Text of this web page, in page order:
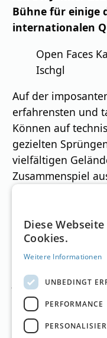
Bühne für einige
internationalen
Open Faces
Ischgl
Auf der
erfahrensten und
Können auf
gezielten
vielfältigen
Zusammenspiel
wechselnden
natürlichen
Bedingungen für
sportliche
Gleichzeitig sorgt
Jänner 2026
Freeride-
Kappl Jahr für
der Szene
Diese
Cookies.
Weitere Informationen
UNBEDINGT
PERFORMANCE